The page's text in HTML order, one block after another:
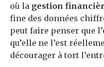
où la gestion
fine des données
peut faire penser que
qu’elle ne l’est
décourager à tort